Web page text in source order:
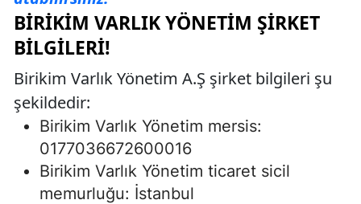
BIRIKIM VARLIK YÖNETIM ŞIRKET
BILGILERI!
Birikim Varlık Yönetim A.Ş şirket bilgileri şu
şekildedir:
Birikim Varlık Yönetim mersis:
0177036672600016
Birikim Varlık Yönetim ticaret sicil
memurluğu: İstanbul